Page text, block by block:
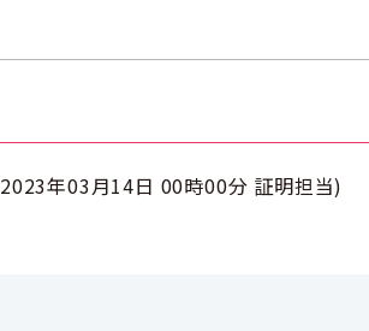
2023年03月14日 00時00分 証明担当)